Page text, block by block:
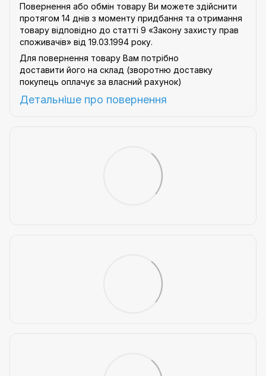
Повернення або обмін товару Ви можете здійснити
протягом 14 днів з моменту придбання та отримання
товару відповідно до статті 9 «Закону захисту прав
споживачів» від 19.03.1994 року.
Для повернення товару Вам потрібно
доставити його на склад (зворотню доставку
покупець оплачує за власний рахунок)
Детальніше про повернення